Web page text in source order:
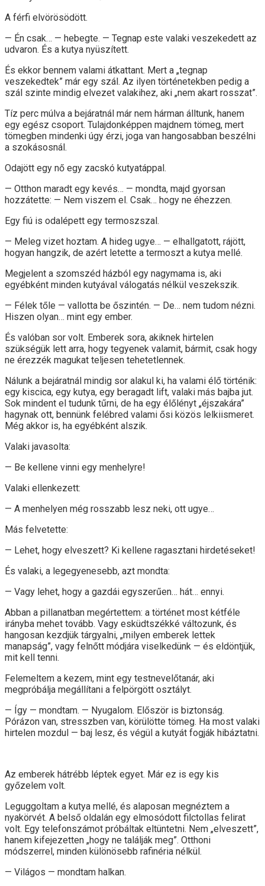
A férfi elvörösödött.
— Én csak… — hebegte. — Tegnap este valaki veszekedett az
udvaron. És a kutya nyüszített.
És ekkor bennem valami átkattant. Mert a „tegnap
veszekedtek” már egy szál. Az ilyen történetekben pedig a
szál szinte mindig elvezet valakihez, aki „nem akart rosszat”.
Tíz perc múlva a bejáratnál már nem hárman álltunk, hanem
egy egész csoport. Tulajdonképpen majdnem tömeg, mert
tömegben mindenki úgy érzi, joga van hangosabban beszélni
a szokásosnál.
Odajött egy nő egy zacskó kutyatáppal.
— Otthon maradt egy kevés… — mondta, majd gyorsan
hozzátette: — Nem viszem el. Csak… hogy ne éhezzen.
Egy fiú is odalépett egy termoszszal.
— Meleg vizet hoztam. A hideg ugye… — elhallgatott, rájött,
hogyan hangzik, de azért letette a termoszt a kutya mellé.
Megjelent a szomszéd házból egy nagymama is, aki
egyébként minden kutyával válogatás nélkül veszekszik.
— Félek tőle — vallotta be őszintén. — De… nem tudom nézni.
Hiszen olyan… mint egy ember.
És valóban sor volt. Emberek sora, akiknek hirtelen
szükségük lett arra, hogy tegyenek valamit, bármit, csak hogy
ne érezzék magukat teljesen tehetetlennek.
Nálunk a bejáratnál mindig sor alakul ki, ha valami élő történik:
egy kiscica, egy kutya, egy beragadt lift, valaki más bajba jut.
Sok mindent el tudunk tűrni, de ha egy élőlényt „éjszakára”
hagynak ott, bennünk felébred valami ősi közös lelkiismeret.
Még akkor is, ha egyébként alszik.
Valaki javasolta:
— Be kellene vinni egy menhelyre!
Valaki ellenkezett:
— A menhelyen még rosszabb lesz neki, ott ugye…
Más felvetette:
— Lehet, hogy elveszett? Ki kellene ragasztani hirdetéseket!
És valaki, a legegyenesebb, azt mondta:
— Vagy lehet, hogy a gazdái egyszerűen… hát… ennyi.
Abban a pillanatban megértettem: a történet most kétféle
irányba mehet tovább. Vagy esküdtszékké változunk, és
hangosan kezdjük tárgyalni, „milyen emberek lettek
manapság”, vagy felnőtt módjára viselkedünk — és eldöntjük,
mit kell tenni.
Felemeltem a kezem, mint egy testnevelőtanár, aki
megpróbálja megállítani a felpörgött osztályt.
— Így — mondtam. — Nyugalom. Először is biztonság.
Pórázon van, stresszben van, körülötte tömeg. Ha most valaki
hirtelen mozdul — baj lesz, és végül a kutyát fogják hibáztatni.
Az emberek hátrébb léptek egyet. Már ez is egy kis
győzelem volt.
Leguggoltam a kutya mellé, és alaposan megnéztem a
nyakörvét. A belső oldalán egy elmosódott filctollas felirat
volt. Egy telefonszámot próbáltak eltüntetni. Nem „elveszett”,
hanem kifejezetten „hogy ne találják meg”. Otthoni
módszerrel, minden különösebb rafinéria nélkül.
— Világos — mondtam halkan.